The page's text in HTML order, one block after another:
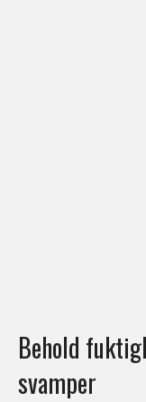
Behold
svamper